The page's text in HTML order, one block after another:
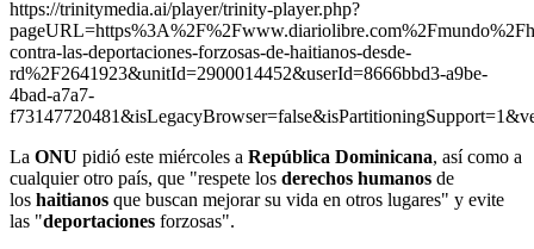
https://trinitymedia.ai/player/trinity-player.php?
contra-las-deportaciones-forzosas-de-haitianos-desde-
rd%2F2641923&unitId=2900014452&userId=8666bbd3-a9be-
4bad-a7a7-
La ONU pidió este miércoles a República Dominicana, así como a
cualquier otro país, que "respete los derechos humanos de
los haitianos que buscan mejorar su vida en otros lugares" y evite
las "deportaciones forzosas".